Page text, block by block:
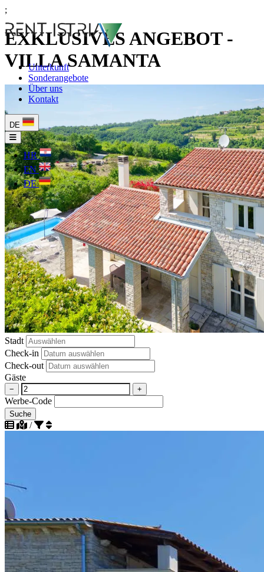
;
Unterkunft
Sonderangebote
Über uns
Kontakt
DE
HR
EN
DE
EXKLUSIVES ANGEBOT -
VILLA SAMANTA
Stadt
Check-in
Check-out
Gäste
− +
Werbe-Code
Suche
/
Aufsteigend nach Entfernung zum Stadtzentrum sortieren
Aufsteigend nach Bewertung sortieren